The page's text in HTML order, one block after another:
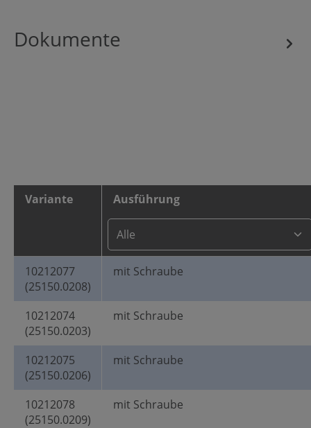
Dokumente
Variante Ausführung
10212077
(25150.0208)
mit Schraube
10212074
(25150.0203)
mit Schraube
10212075
(25150.0206)
mit Schraube
10212078
(25150.0209)
mit Schraube